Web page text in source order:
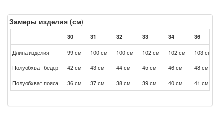
Замеры изделия (см)
30 31 32 33 34 36
Длина изделия 99 см 100 см 100 см 102 см 102 см
103 см
Полуобхват бёдер
42 см 43 см 44 см 45 см 46 см
48 см
Полуобхват пояса
36 см 37 см 38 см 39 см 40 см 41 см